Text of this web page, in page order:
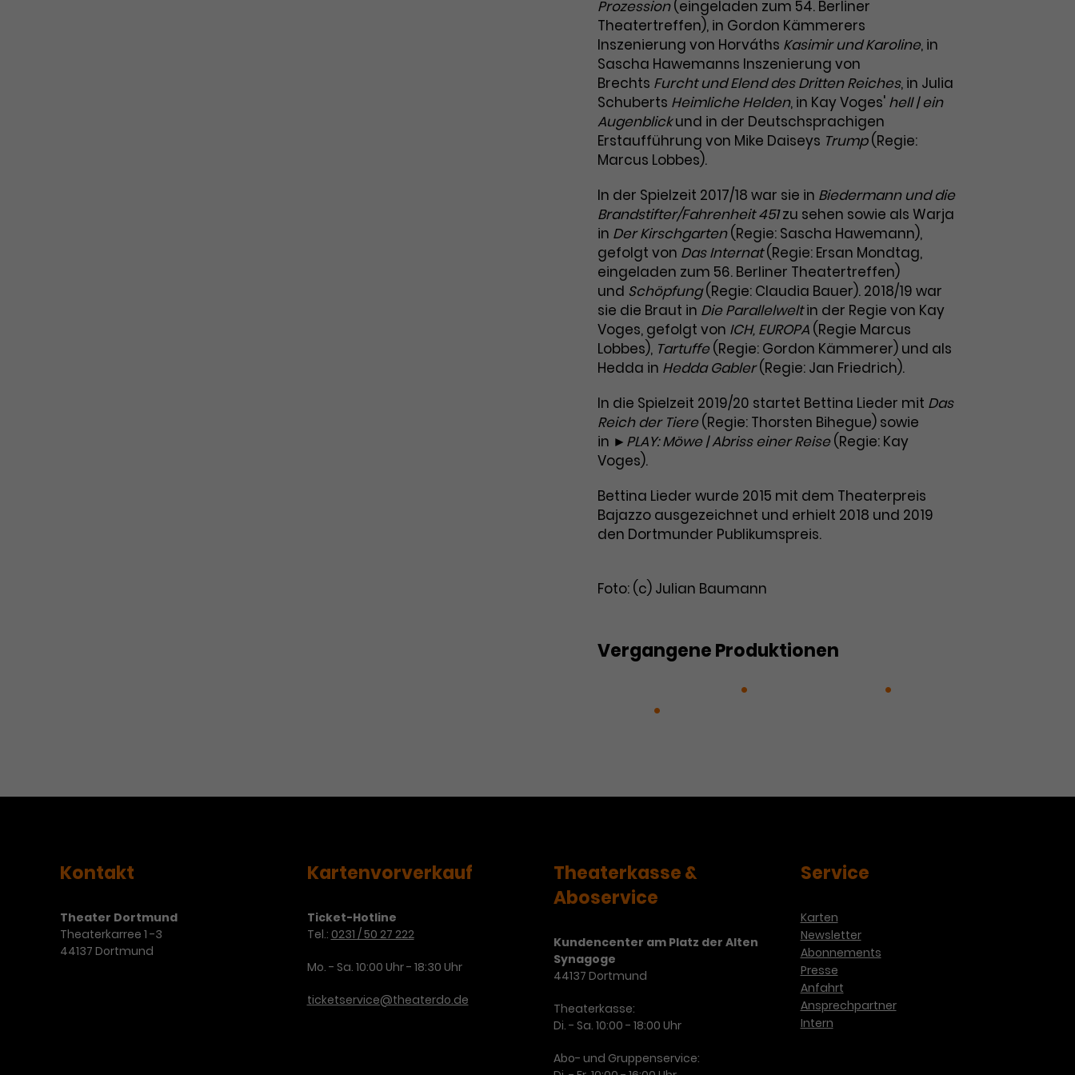
Cookie. Bestimmte Daten werden nur
maximal einmal pro Minute an Google
Analytics gesendet. Solange es gesetzt
Datenübertragungen unterbunden.
zu messen und Remarketing-Funktionen
Dieses Cookie dient der Anzeige
personalisierter Werbung und misst die
Wirksamkeit von Werbekampagnen über
verschiedene Websites hinweg.
Prozession(eingeladen zum 54. Berliner
Theatertreffen), in Gordon Kämmerers
Inszenierung von Horváths Kasimir und Karoline, in
Sascha Hawemanns Inszenierung von
Brechts Furcht und Elend des Dritten Reiches, in Julia
Schuberts Heimliche Helden, in Kay Voges' hell | ein
Augenblickund in der Deutschsprachigen
Erstaufführung von Mike Daiseys Trump(Regie:
Marcus Lobbes).
In der Spielzeit 2017/18 war sie in Biedermann und die
Brandstifter/Fahrenheit 451zu sehen sowie als Warja
in Der Kirschgarten(Regie: Sascha Hawemann),
gefolgt von Das Internat(Regie: Ersan Mondtag,
eingeladen zum 56. Berliner Theatertreffen)
und Schöpfung(Regie: Claudia Bauer). 2018/19 war
sie die Braut in Die Parallelweltin der Regie von Kay
Voges, gefolgt von ICH, EUROPA (Regie Marcus
Lobbes), Tartuffe(Regie: Gordon Kämmerer) und als
Hedda in Hedda Gabler(Regie: Jan Friedrich).
In die Spielzeit 2019/20 startet Bettina Lieder mit Das
Reich der Tiere(Regie: Thorsten Bihegue) sowie
in ►PLAY: Möwe | Abriss einer Reise(Regie: Kay
Voges).
Bettina Lieder wurde 2015 mit dem Theaterpreis
Bajazzo ausgezeichnet und erhielt 2018 und 2019
den Dortmunder Publikumspreis.
Foto: (c) Julian Baumann
Vergangene Produktionen
Kontakt
Theater Dortmund
Theaterkarree 1 -3
44137 Dortmund
Kartenvorverkauf
Ticket-Hotline
Tel.: 0231 / 50 27 222
Mo. - Sa. 10:00 Uhr - 18:30 Uhr
ticketservice@theaterdo.de
Theaterkasse &
Aboservice
Kundencenter am Platz der Alten
Synagoge
44137 Dortmund
Theaterkasse:
Di. - Sa. 10:00 - 18:00 Uhr
Abo- und Gruppenservice:
Service
Karten
Newsletter
Abonnements
Presse
Anfahrt
Ansprechpartner
Intern